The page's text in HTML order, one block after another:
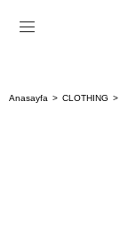
Anasayfa CLOTHING